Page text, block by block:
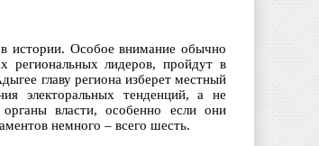
истории. Особое внимание обычно
региональных лидеров, пройдут в
главу региона изберет местный
электоральных тенденций, а не
органы власти, особенно если они
немного – всего шесть.